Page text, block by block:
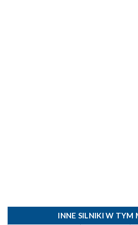
INNE SILNIKI W TYM